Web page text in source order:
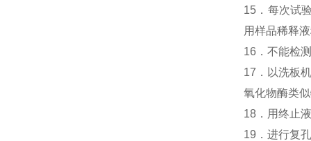
15．每次试
用样品稀释
16．不能检
17．以洗板
氧化物酶类
18．用终止
19．进行复